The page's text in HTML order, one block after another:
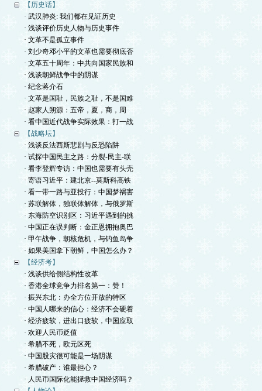
【历史话】
· 武汉肺炎: 我们都在见证历史
· 浅谈评价历史人物与历史事件
· 文革不是孤立事件
· 刘少奇邓小平的文革也需要彻底否
· 文革五十周年：中共向国家民族和
· 浅谈朝鲜战争中的阴谋
· 纪念蒋介石
· 文革是国耻，民族之耻，不是国难
· 赵家人朔源：五帝，夏，商，周
· 看中国近代战争实际效果：打一战
【战略坛】
· 浅谈反法西斯悲剧与反恐陷阱
· 试探中国民主之路：分裂-民主-联
· 看李登辉专访：中国也需要有头壳
· 寄语习近平：建北京--莫斯科高铁
· 看一带一路与亚投行：中国梦祸害
· 苏联解体，独联体解体，与俄罗斯
· 东海防空识别区：习近平遇到的挑
· 中国正在误判断：金正恩拥抱奥巴
· 甲午战争，朝核危机，与钓鱼岛争
· 如果美国拿下朝鲜，中国怎么办？
【经济考】
· 浅谈供给側结构性改革
· 香港全球竞争力排名第一：赞！
· 振兴东北：办全方位开放的特区
· 中国人哪来的信心：经济不会硬着
· 经济疲软，进出口疲软，中国应取
· 欢迎人民币贬值
· 希腊不死，欧元区死
· 中国股灾很可能是一场阴谋
· 希腊破产：谁最担心？
· 人民币国际化能拯救中国经济吗？